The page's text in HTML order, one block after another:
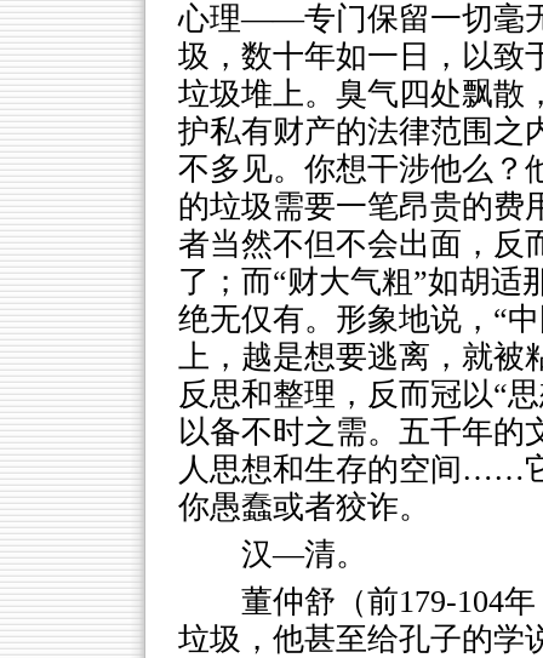
心理——专门保留一切毫
圾，数十年如一日，以致
垃圾堆上。臭气四处飘散
护私有财产的法律范围之
不多见。你想干涉他么？
的垃圾需要一笔昂贵的费
者当然不但不会出面，反
了；而“财大气粗”如胡适
绝无仅有。形象地说，“
上，越是想要逃离，就被
反思和整理，反而冠以“
以备不时之需。五千年的
人思想和生存的空间……
你愚蠢或者狡诈。
汉—清。
董仲舒（前179-104
垃圾，他甚至给孔子的学